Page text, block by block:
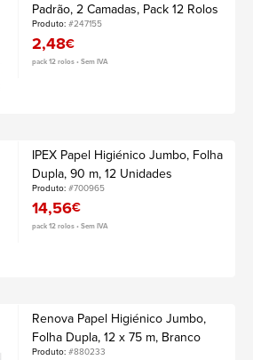
Padrão, 2 Camadas, Pack 12 Rolos
Produto:#247155
2,48€
pack 12 rolos • Sem IVA
IPEX Papel Higiénico Jumbo, Folha
Dupla, 90 m, 12 Unidades
Produto:#700965
14,56€
pack 12 rolos • Sem IVA
Renova Papel Higiénico Jumbo,
Folha Dupla, 12 x 75 m, Branco
Produto:#880233